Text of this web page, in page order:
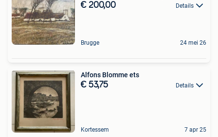
€ 200,00 Details
Brugge 24 mei 26
Alfons Blomme ets
€ 53,75 Details
Kortessem 7 apr 25